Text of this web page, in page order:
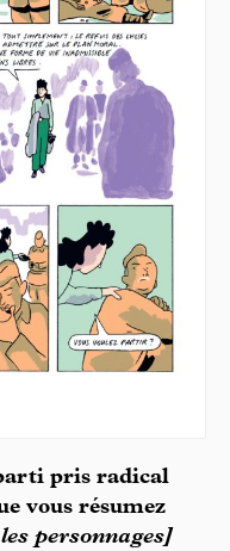
pris radical
vous résumez
personnages]